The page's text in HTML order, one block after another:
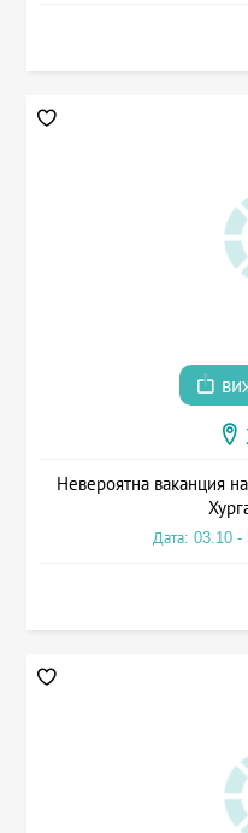
Невероятна ваканция
Дата: 03.10